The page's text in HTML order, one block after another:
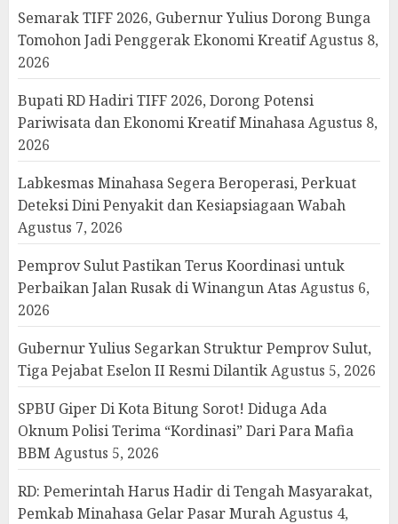
Semarak TIFF 2026, Gubernur Yulius Dorong Bunga
Tomohon Jadi Penggerak Ekonomi KreatifAgustus 8,
2026
Bupati RD Hadiri TIFF 2026, Dorong Potensi
Pariwisata dan Ekonomi Kreatif MinahasaAgustus 8,
2026
Labkesmas Minahasa Segera Beroperasi, Perkuat
Deteksi Dini Penyakit dan Kesiapsiagaan Wabah
Agustus 7, 2026
Pemprov Sulut Pastikan Terus Koordinasi untuk
Perbaikan Jalan Rusak di Winangun Atas Agustus 6,
2026
Gubernur Yulius Segarkan Struktur Pemprov Sulut,
Tiga Pejabat Eselon II Resmi DilantikAgustus 5, 2026
SPBU Giper Di Kota Bitung Sorot! Diduga Ada
Oknum Polisi Terima “Kordinasi” Dari Para Mafia
BBM Agustus 5, 2026
RD: Pemerintah Harus Hadir di Tengah Masyarakat,
Pemkab Minahasa Gelar Pasar MurahAgustus 4,